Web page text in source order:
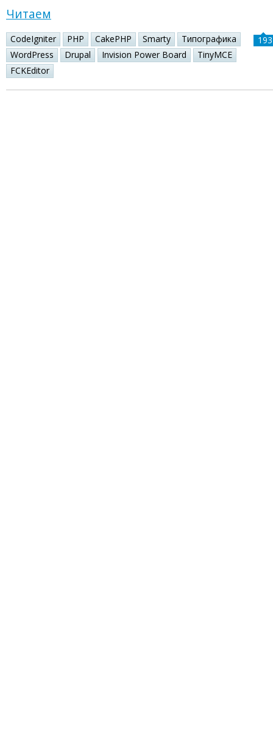
Читаем
CodeIgniter PHP CakePHP Smarty
Типографика
WordPress
Drupal Invision Power Board
TinyMCE
FCKEditor